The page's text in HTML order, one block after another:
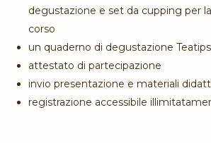
degustazione e set da cupping per
corso
un quaderno di degustazione Teatips
attestato di partecipazione
invio presentazione e materiali
registrazione accessibile